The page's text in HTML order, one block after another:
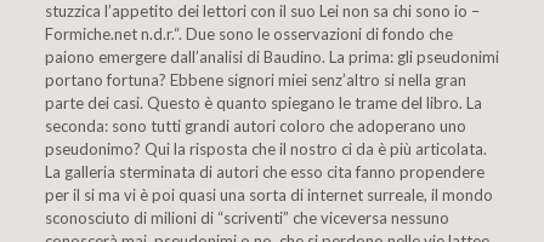
stuzzica l’appetito dei lettori con il suo Lei non sa chi sono io –
Formiche.net n.d.r.“. Due sono le osservazioni di fondo che
paiono emergere dall’analisi di Baudino. La prima: gli pseudonimi
portano fortuna? Ebbene signori miei senz’altro si nella gran
parte dei casi. Questo è quanto spiegano le trame del libro. La
seconda: sono tutti grandi autori coloro che adoperano uno
pseudonimo? Qui la risposta che il nostro ci da è più articolata.
La galleria sterminata di autori che esso cita fanno propendere
per il si ma vi è poi quasi una sorta di internet surreale, il mondo
sconosciuto di milioni di “scriventi” che viceversa nessuno